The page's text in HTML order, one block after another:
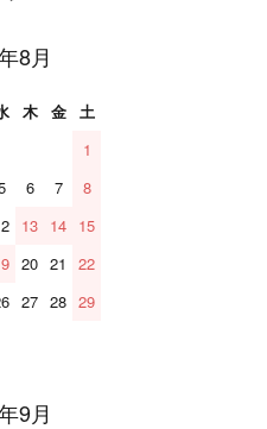
8月
木 金
土
1
6 7
8
13 14 15
20 21
22
27 28 29
9月